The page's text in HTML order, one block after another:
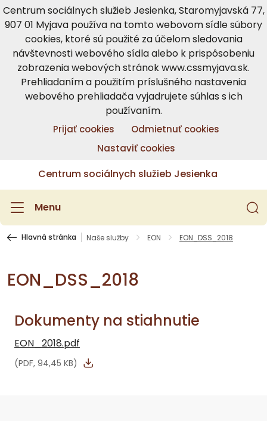
Centrum sociálnych služieb Jesienka, Staromyjavská 77,
907 01 Myjava používa na tomto webovom sídle súbory
cookies, ktoré sú použité za účelom sledovania
návštevnosti webového sídla alebo k prispôsobeniu
zobrazenia webových stránok www.cssmyjava.sk.
Prehliadaním a použitím príslušného nastavenia
webového prehliadača vyjadrujete súhlas s ich
používaním.
Prijať cookies
Odmietnuť cookies
Nastaviť cookies
Centrum sociálnych služieb Jesienka
Menu
Hlavná stránka Naše služby EON EON_DSS_2018
EON_DSS_2018
Dokumenty na stiahnutie
EON_2018.pdf
(PDF, 94,45 KB)